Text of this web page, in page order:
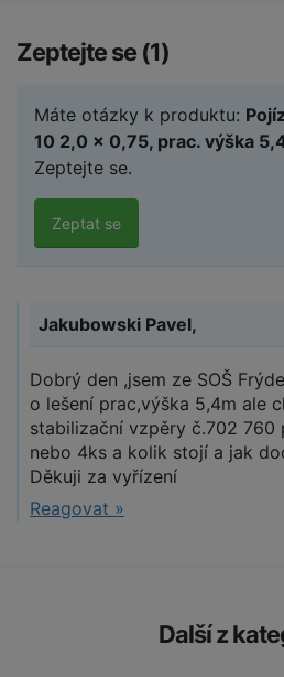
Zeptejte se (1)
Máte otázky k produktu:
10 2,0 x 0,75, prac. výška
Zeptejte se.
Zeptat se
Jakubowski Pavel,
Dobrý den ,jsem ze SOŠ
o lešení prac,výška 5,4m ale
stabilizační vzpěry č.702 760
nebo 4ks a kolik stojí a jak
Děkuji za vyřízení
Reagovat »
Další z